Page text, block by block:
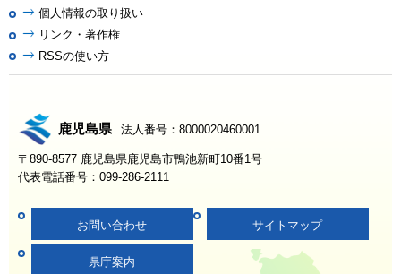
個人情報の取り扱い
リンク・著作権
RSSの使い方
鹿児島県 法人番号：8000020460001
〒890-8577 鹿児島県鹿児島市鴨池新町10番1号
代表電話番号：099-286-2111
お問い合わせ サイトマップ
県庁案内